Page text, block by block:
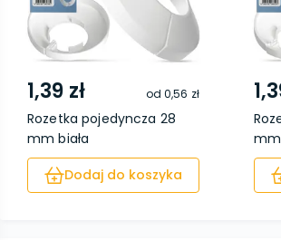
1,39 zł od0,56 zł
Rozetka pojedyncza 28
mm biała
Dodaj do koszyka
mm